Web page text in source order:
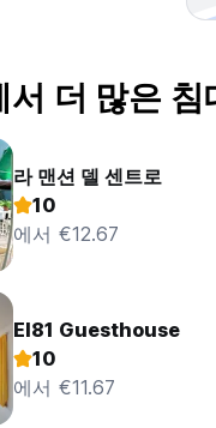
서 더 많은
라 맨션 델 센트로
10
에서 €12.67
El81 Guesthouse
10
에서 €11.67